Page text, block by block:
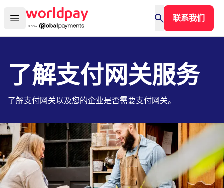
联系我们
了解支付网关服务
了解支付网关以及您的企业是否需要支付网关。